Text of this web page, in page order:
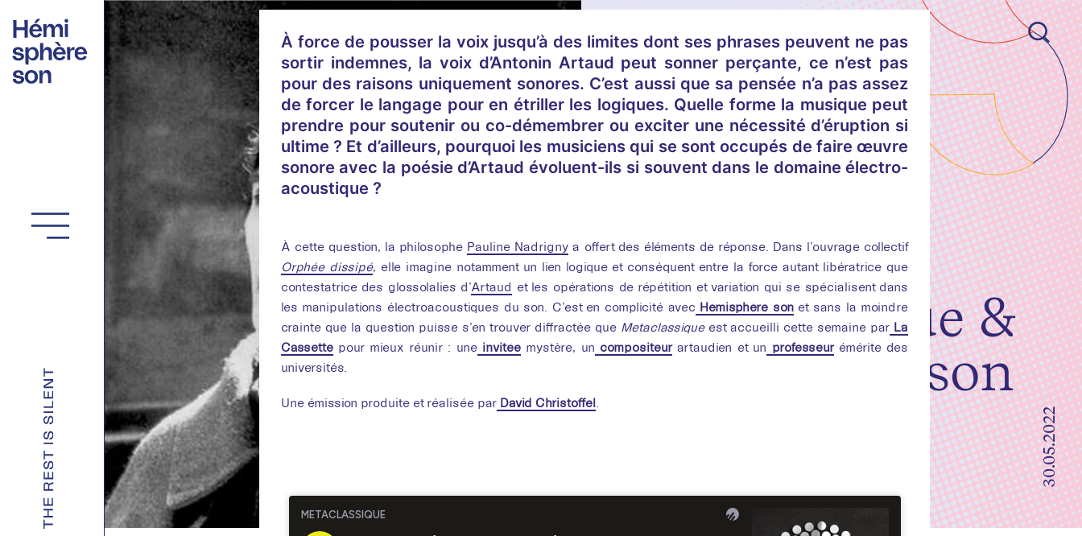
au
contenu
ÉTRILLER
Métaclassique &
Hémisphère son
30.05.2022
À force de pousser la voix jusqu’à des limites dont ses phrases peuvent ne pas
sortir indemnes, la voix d’Antonin Artaud peut sonner perçante, ce n’est pas
pour des raisons uniquement sonores. C’est aussi que sa pensée n’a pas assez
de forcer le langage pour en étriller les logiques. Quelle forme la musique peut
prendre pour soutenir ou co-démembrer ou exciter une nécessité d’éruption si
ultime ? Et d’ailleurs, pourquoi les musiciens qui se sont occupés de faire œuvre
sonore avec la poésie d’Artaud évoluent-ils si souvent dans le domaine électro-
acoustique ?
À cette question, la philosophe Pauline Nadrigny a offert des éléments de réponse. Dans l’ouvrage collectif
Orphée dissipé, elle imagine notamment un lien logique et conséquent entre la force autant libératrice que
contestatrice des glossolalies d’Artaud et les opérations de répétition et variation qui se spécialisent dans
les manipulations électroacoustiques du son. C’est en complicité avec Hémisphère son et sans la moindre
crainte que la question puisse s’en trouver diffractée que Metaclassiqueest accueilli cette semaine par La
Cassettepour mieux réunir : une invitéemystère, un compositeurartaudien et un professeur émérite des
universités.
Une émission produite et réalisée par David Christoffel